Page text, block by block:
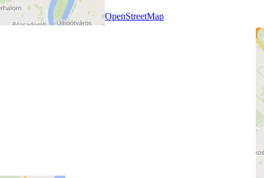
+−
Leaflet | SmartMaps| ©OpenStreetMap